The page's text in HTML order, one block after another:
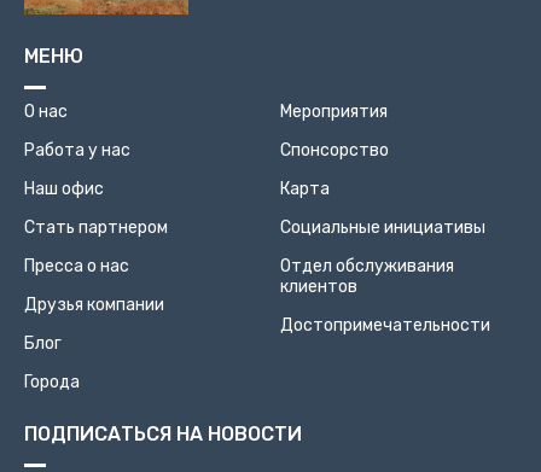
МЕНЮ
О нас
Работа у нас
Наш офис
Стать партнером
Пресса о нас
Друзья компании
Блог
Города
Мероприятия
Спонсорство
Карта
Социальные инициативы
Отдел обслуживания
клиентов
Достопримечательности
ПОДПИСАТЬСЯ НА НОВОСТИ